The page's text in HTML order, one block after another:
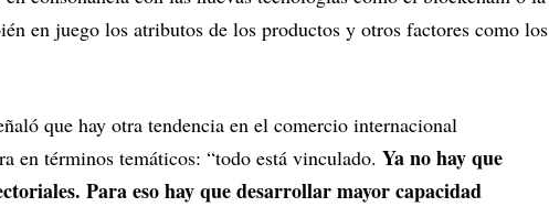
en juego los atributos de los productos y otros factores como los
que hay otra tendencia en el comercio internacional
en términos temáticos: “todo está vinculado. Ya no hay que
Para eso hay que desarrollar mayor capacidad